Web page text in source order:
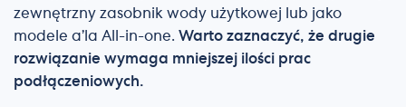
zewnętrzny zasobnik wody użytkowej lub jako
modele a’la All-in-one. Warto zaznaczyć, że drugie
rozwiązanie wymaga mniejszej ilości prac
podłączeniowych.